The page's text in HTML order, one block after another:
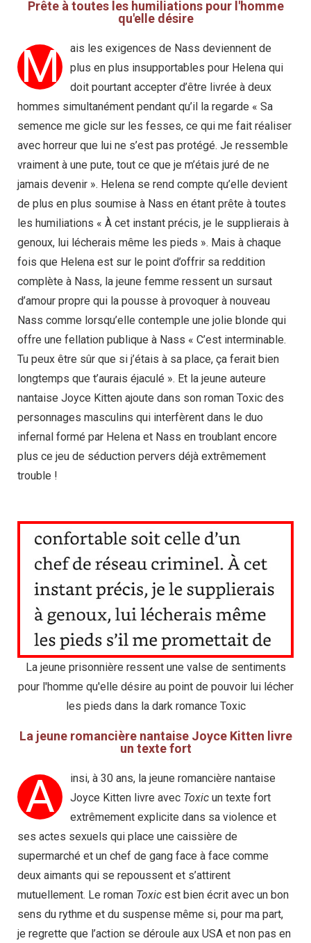
Prête à toutes les humiliations pour l'homme
qu'elle désire
M
ais les exigences de Nass deviennent de
plus en plus insupportables pour Helena qui
doit pourtant accepter d’être livrée à deux
hommes simultanément pendant qu’il la regarde « Sa
semence me gicle sur les fesses, ce qui me fait réaliser
avec horreur que lui ne s’est pas protégé. Je ressemble
vraiment à une pute, tout ce que je m’étais juré de ne
jamais devenir ». Helena se rend compte qu’elle devient
de plus en plus soumise à Nass en étant prête à toutes
les humiliations « À cet instant précis, je le supplierais à
genoux, lui lécherais même les pieds ». Mais à chaque
fois que Helena est sur le point d’offrir sa reddition
complète à Nass, la jeune femme ressent un sursaut
d’amour propre qui la pousse à provoquer à nouveau
Nass comme lorsqu’elle contemple une jolie blonde qui
offre une fellation publique à Nass « C’est interminable.
Tu peux être sûr que si j’étais à sa place, ça ferait bien
longtemps que t’aurais éjaculé ». Et la jeune auteure
nantaise Joyce Kitten ajoute dans son roman Toxic des
personnages masculins qui interfèrent dans le duo
infernal formé par Helena et Nass en troublant encore
plus ce jeu de séduction pervers déjà extrêmement
trouble !
La jeune prisonnière ressent une valse de sentiments
pour l'homme qu'elle désire au point de pouvoir lui lécher
les pieds dans la dark romance Toxic
La jeune romancière nantaise Joyce Kitten livre
un texte fort
A
insi, à 30 ans, la jeune romancière nantaise
Joyce Kitten livre avec Toxic un texte fort
extrêmement explicite dans sa violence et
ses actes sexuels qui place une caissière de
supermarché et un chef de gang face à face comme
deux aimants qui se repoussent et s’attirent
mutuellement. Le roman Toxic est bien écrit avec un bon
sens du rythme et du suspense même si, pour ma part,
je regrette que l’action se déroule aux USA et non pas en